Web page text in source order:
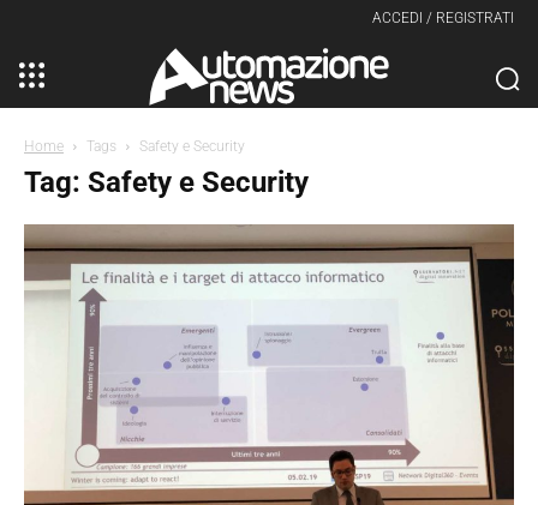
ACCEDI / REGISTRATI
Home Tags Safety e Security
Tag: Safety e Security